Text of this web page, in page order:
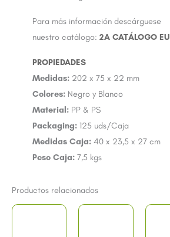
Para más información descárguese
nuestro catálogo: 2A CATÁLOGO EU
Medidas: 202 x 75 x 22 mm
Colores: Negro y Blanco
Material: PP & PS
Packaging: 125 uds/Caja
Medidas Caja: 40 x 23,5 x 27 cm
Peso Caja: 7,5 kgs
Productos relacionados